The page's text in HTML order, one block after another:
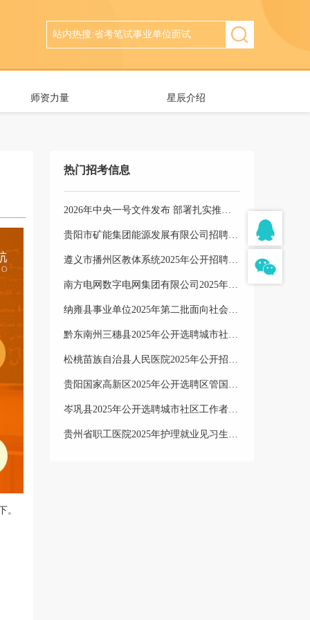
师资力量 星辰介绍
。
热门招考信息
2026年中央一号文件发布 部署扎实推进乡村全面振兴
贵阳市矿能集团能源发展有限公司招聘5名工作人员公告
遵义市播州区教体系统2025年公开招聘事业单位工作人员岗位选择公告
南方电网数字电网集团有限公司2025年第三批社会招聘公告
纳雍县事业单位2025年第二批面向社会公开招聘工作人员体检合格进入考察人员公示
黔东南州三穗县2025年公开选聘城市社区工作者工作实施方案
松桃苗族自治县人民医院2025年公开招聘 医务人员简章
贵阳国家高新区2025年公开选聘区管国有企业领导人员笔试成绩排名、笔试合格分数线及资格复审公告
岑巩县2025年公开选聘城市社区工作者工作实施方案
贵州省职工医院2025年护理就业见习生招收公告